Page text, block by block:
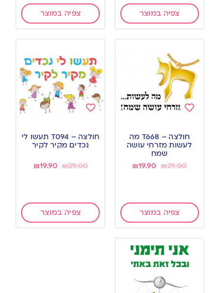
צפיה במוצר צפיה במוצר
to
wishlist
חולצה – T668 מה
לעשות מזרחי עושה
שמח
₪29.00
₪19.90
צפיה במוצר
to
wishlist
חולצה – T094 תעשו לי
נכדים מקיר לקיר
₪29.00
₪19.90
צפיה במוצר